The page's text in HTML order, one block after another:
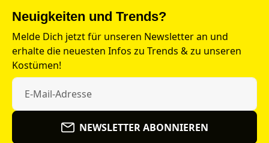
Neuigkeiten und Trends?
Melde Dich jetzt für unseren Newsletter an und
erhalte die neuesten Infos zu Trends & zu unseren
Kostümen!
NEWSLETTER ABONNIEREN